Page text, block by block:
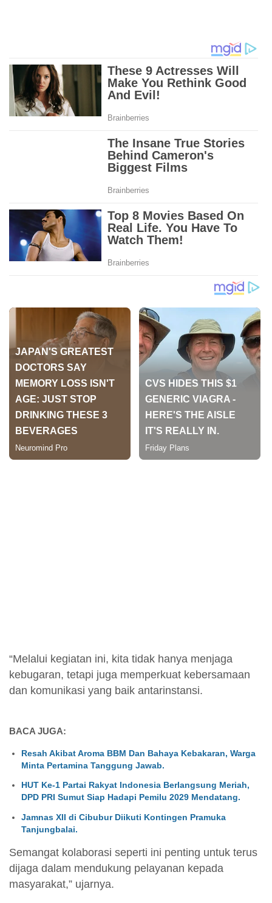
“Melalui kegiatan ini, kita tidak hanya menjaga
kebugaran, tetapi juga memperkuat kebersamaan
dan komunikasi yang baik antarinstansi.
BACA JUGA:
Resah Akibat Aroma BBM Dan Bahaya Kebakaran, Warga
Minta Pertamina Tanggung Jawab.
HUT Ke-1 Partai Rakyat Indonesia Berlangsung Meriah,
DPD PRI Sumut Siap Hadapi Pemilu 2029 Mendatang.
Jamnas XII di Cibubur Diikuti Kontingen Pramuka
Tanjungbalai.
Semangat kolaborasi seperti ini penting untuk terus
dijaga dalam mendukung pelayanan kepada
masyarakat,” ujarnya.